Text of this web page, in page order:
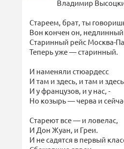
Владимир
Стареем, брат, ты
Вон кончен он, недлинный
Старинный рейс Москва-
Теперь уже — старинный.
И наменяли стюардесс
И там и здесь, и там и
И у французов, и у нас, -
Но козырь — черва и
Стареют все — и ловелас,
И Дон Жуан, и Греи.
И не садятся в первый